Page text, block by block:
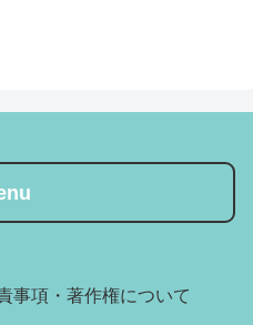
事項・著作権について